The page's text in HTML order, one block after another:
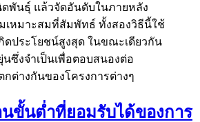
พันธุ์ แล้วจัดอันดับในภายหลัง
เหมาะสมที่สัมพัทธ์ ทั้งสองวิธีนี้ใช้
ดประโยชน์สูงสุด ในขณะเดียวกัน
ซึ่งจำเป็นเพื่อตอบสนองต่อ
ต่างกันของโครงการต่างๆ
ขั้นต่ำที่ยอมรับได้ของการ